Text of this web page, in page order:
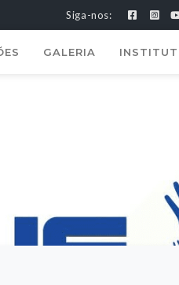
Siga-nos:
GALERIA